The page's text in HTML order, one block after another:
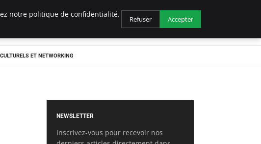
ET NETWORKING
NEWSLETTER
Inscrivez-vous pour recevoir nos
notre politique de confidentialité.
Refuser Accepter